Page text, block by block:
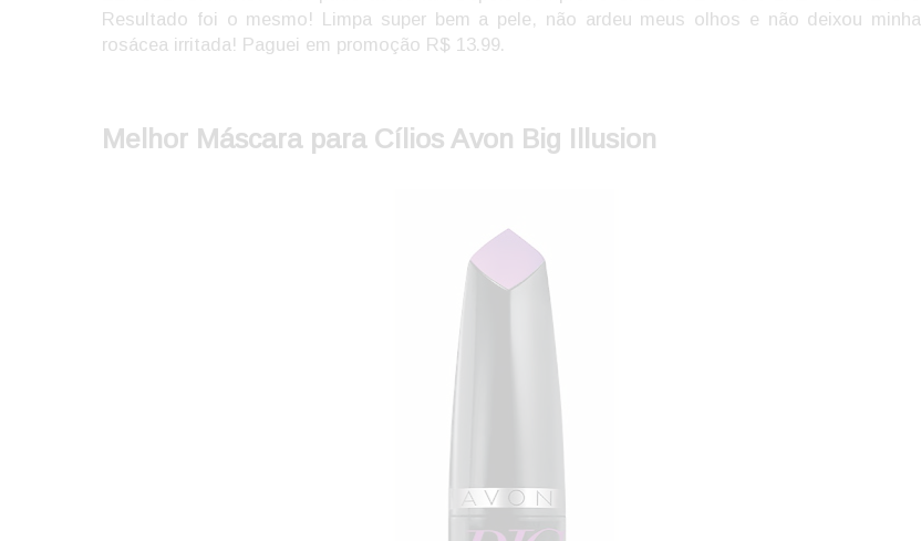
Resultado foi o mesmo! Limpa super bem a pele, não ardeu meus olhos e não deixou minha
rosácea irritada! Paguei em promoção R$ 13.99.
Melhor Máscara para Cílios Avon Big Illusion